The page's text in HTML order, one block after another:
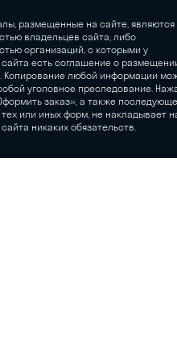
размещенные на сайте, являются
владельцев сайта, либо
организаций, с которыми у
есть соглашение о
Копирование любой информации
уголовное преследование.
заказ», а также
или иных форм, не накладывает
никаких обязательств.